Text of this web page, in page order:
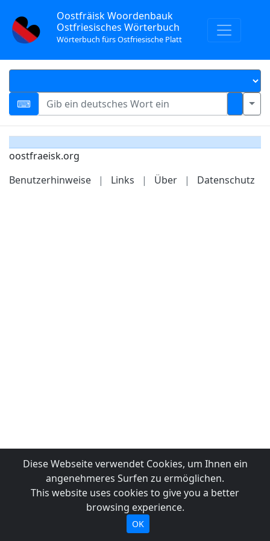
Oostfräisk Woordenbauk
Ostfriesisches Wörterbuch
Wörterbuch fürs Ostfriesische Platt
oostfraeisk.org
Benutzerhinweise
| Links | Über | Datenschutz
Diese Webseite verwendet Cookies, um Ihnen ein
angenehmeres Surfen zu ermöglichen.
This website uses cookies to give you a better
browsing experience.
OK